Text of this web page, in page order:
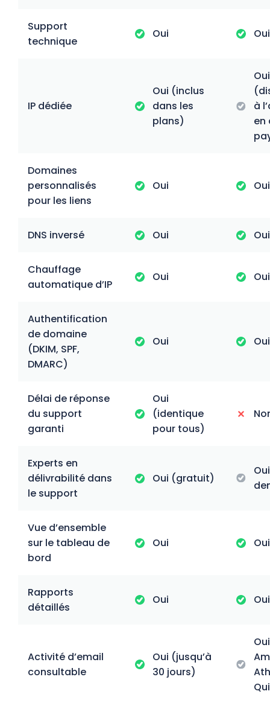
Support
technique
Oui Oui
IP dédiée
Oui (inclus
dans les
plans)
Oui
à
en
Domaines
personnalisés
pour les liens
Oui Oui
DNS inversé Oui Oui
Chauffage
automatique d’IP
Oui Oui
Authentification
de domaine
(DKIM, SPF,
DMARC)
Oui Oui
Délai de réponse
du support
garanti
Oui
(identique
pour tous)
Experts en
délivrabilité dans
le support
Oui (gratuit)
Vue d’ensemble
sur le tableau de
bord
Oui Oui
Rapports
détaillés
Oui Oui
Activité d’email
consultable
Oui (jusqu’à
30 jours)